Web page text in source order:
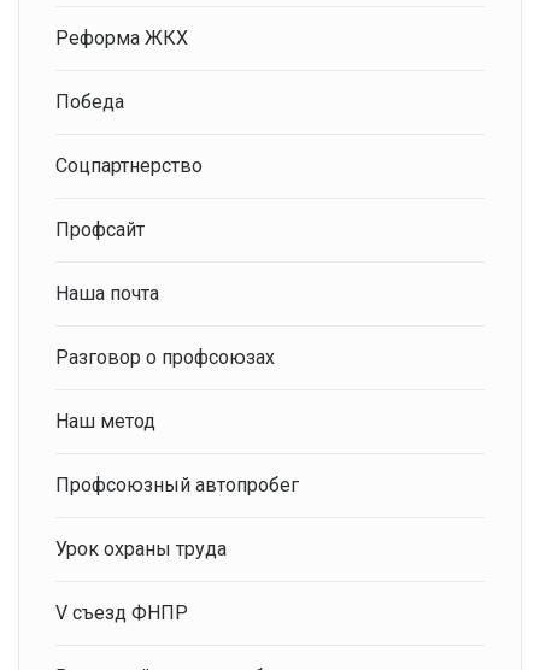
Реформа ЖКХ
Победа
Соцпартнерство
Профсайт
Наша почта
Разговор о профсоюзах
Наш метод
Профсоюзный автопробег
Урок охраны труда
V съезд ФНПР